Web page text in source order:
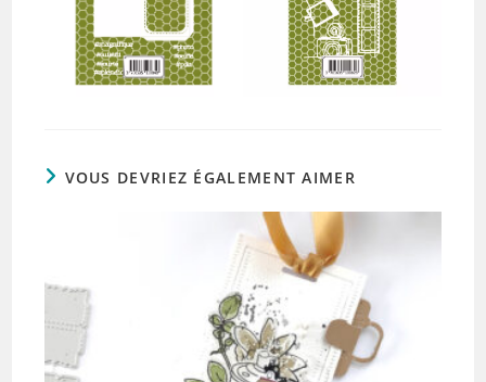
VOUS DEVRIEZ ÉGALEMENT AIMER